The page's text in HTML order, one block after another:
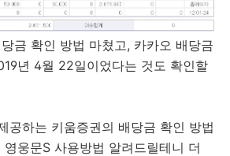
금 확인 방법 마쳤고, 카카오 배당금
년 4월 22일이었다는 것도 확인할
공하는 키움증권의 배당금 확인 방법
웅문S 사용방법 알려드릴테니 더